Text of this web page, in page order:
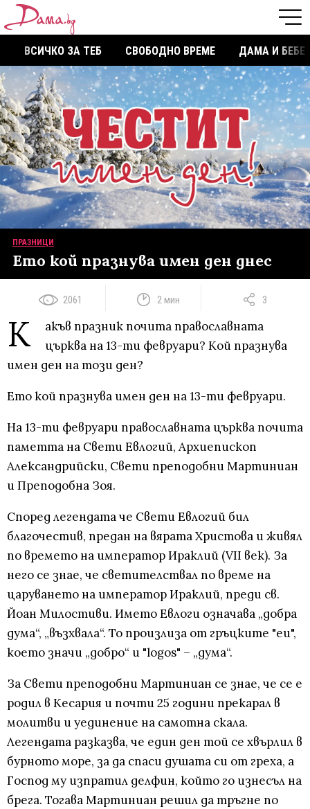
ВСИЧКО ЗА ТЕБ СВОБОДНО ВРЕМЕ ДАМА И БЕБЕ
ПРАЗНИЦИ
Ето кой празнува имен ден днес
2061 2 мин 3
К
акъв празник почита православната
църква на 13-ти февруари? Кой празнува
имен ден на този ден?
Ето кой празнува имен ден на 13-ти февруари.
На 13-ти февруари православната църква почита
паметта на Свети Евлогий, Архиепископ
Александрийски, Свети преподобни Мартиниан
и Преподобна Зоя.
Според легендата че Свети Евлогий бил
благочестив, предан на вярата Христова и живял
по времето на император Ираклий (VII век). За
него се знае, че светителствал по време на
царуването на император Ираклий, преди св.
Йоан Милостиви. Името Евлоги означава „добра
дума“, „възхвала“. То произлиза от гръцките "еu",
което значи „добро“ и "logos" – „дума“.
За Свети преподобни Мартиниан се знае, че се е
родил в Кесария и почти 25 години прекарал в
молитви и уединение на самотна скала.
Легендата разказва, че един ден той се хвърлил в
бурното море, за да спаси душата си от греха, а
Господ му изпратил делфин, който го изнесъл на
брега. Тогава Мартиниан решил да тръгне по